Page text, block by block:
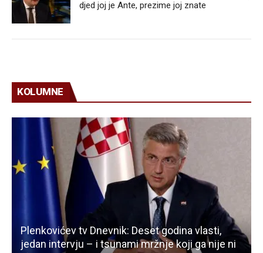
djed joj je Ante, prezime joj znate
KOLUMNE
Plenkovićev tv Dnevnik: Deset godina vlasti,
jedan intervju – i tsunami mržnje koji ga nije ni